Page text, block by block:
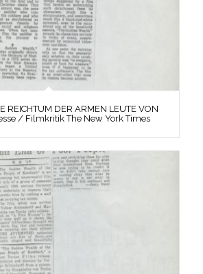
REICHTUM DER ARMEN LEUTE VON
/ Filmkritik The New York Times